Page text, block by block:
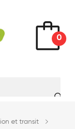
0
et transit